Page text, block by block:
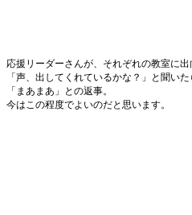
応援リーダーさんが、それぞれの教室に
「声、出してくれているかな？」と聞いた
「まあまあ」との返事。
今はこの程度でよいのだと思います。